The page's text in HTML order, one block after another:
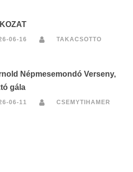
06-16 TAKACSOTTO
Népmesemondó Verseny,
gála
06-11 CSEMYTIHAMER